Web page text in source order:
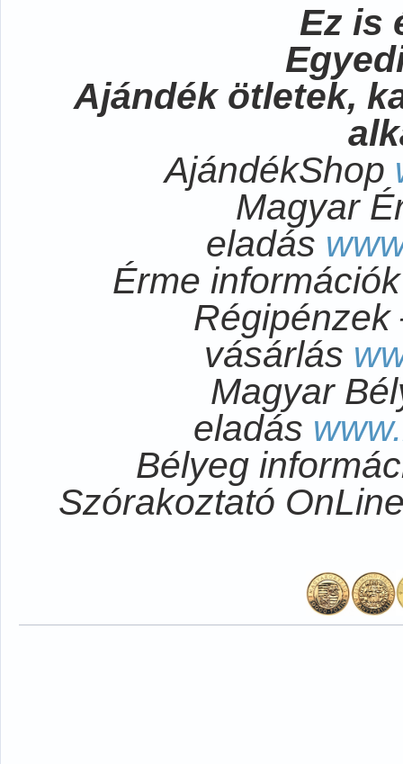
Ez is
Ajándék ötletek,
AjándékShop
Magyar
eladás
Érme
Régipénzek
vásárlás
Magyar
eladás
Bélyeg
Szórakoztató